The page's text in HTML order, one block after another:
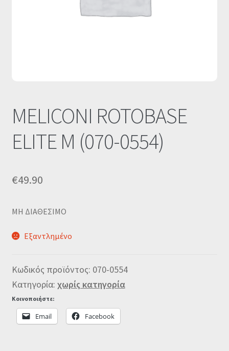
MELICONI ROTOBASE
ELITE M (070-0554)
€49.90
MΗ ΔΙΑΘΕΣΙΜΟ
Εξαντλημένο
Κωδικός προϊόντος: 070-0554
Κατηγορία: χωρίς κατηγορία
Κοινοποιήστε:
Email Facebook